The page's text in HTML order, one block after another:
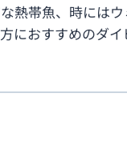
熱帯魚、時には
におすすめのダ